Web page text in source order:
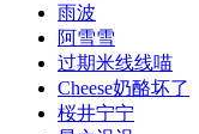
雨波
阿雪雪
过期米线线喵
Cheese奶酪坏了
桜井宁宁